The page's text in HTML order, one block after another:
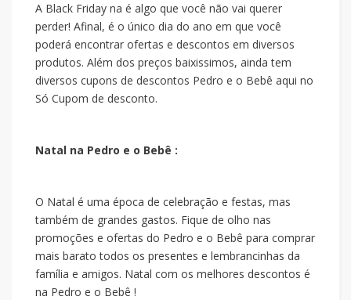
A Black Friday na é algo que você não vai querer
perder! Afinal, é o único dia do ano em que você
poderá encontrar ofertas e descontos em diversos
produtos. Além dos preços baixissimos, ainda tem
diversos cupons de descontos Pedro e o Bebê aqui no
Só Cupom de desconto.
Natal na Pedro e o Bebê :
O Natal é uma época de celebração e festas, mas
também de grandes gastos. Fique de olho nas
promoções e ofertas do Pedro e o Bebê para comprar
mais barato todos os presentes e lembrancinhas da
família e amigos. Natal com os melhores descontos é
na Pedro e o Bebê !